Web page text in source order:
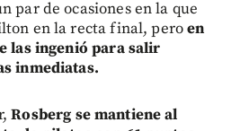
par de ocasiones en la que
en la recta final, peroen
las ingenió para salir
inmediatas.
Rosberg se mantiene al